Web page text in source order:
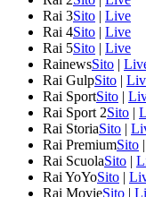
Rai 3Sito | Live
Rai 4Sito | Live
Rai 5Sito | Live
RainewsSito |
Rai GulpSito |
Rai SportSito |
Rai Sport 2Sito |
Rai StoriaSito |
Rai PremiumSito |
Rai ScuolaSito |
Rai YoYoSito |
Rai MovieSito |